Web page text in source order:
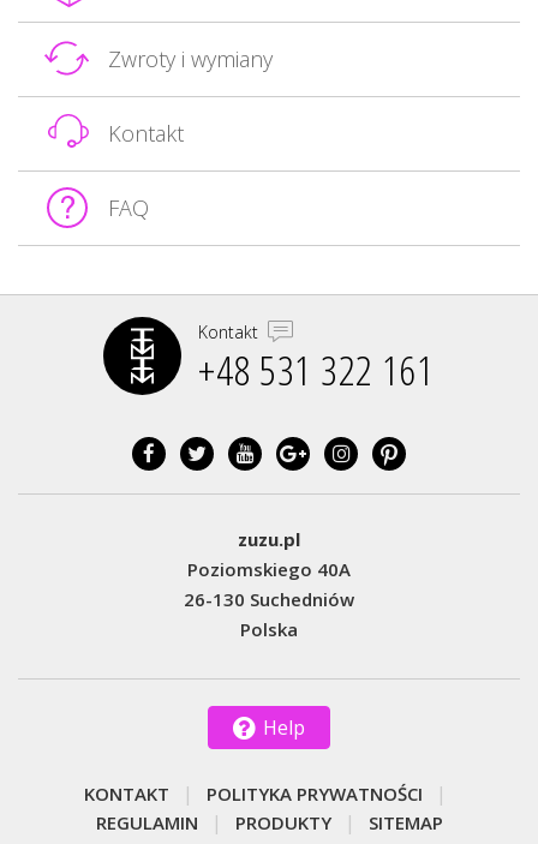
Zwroty i wymiany
Kontakt
FAQ
Kontakt
+48 531 322 161‬
zuzu.pl
Poziomskiego 40A
26-130 Suchedniów
Polska
Help
KONTAKT
POLITYKA PRYWATNOŚCI
REGULAMIN
PRODUKTY SITEMAP